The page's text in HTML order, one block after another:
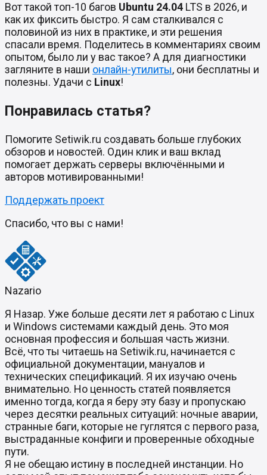
Вот такой топ-10 багов Ubuntu 24.04 LTS в 2026, и
как их фиксить быстро. Я сам сталкивался с
половиной из них в практике, и эти решения
спасали время. Поделитесь в комментариях своим
опытом, было ли у вас такое? А для диагностики
загляните в наши онлайн-утилиты, они бесплатны и
полезны. Удачи с Linux!
Понравилась статья?
Помогите Setiwik.ru создавать больше глубоких
обзоров и новостей. Один клик и ваш вклад
помогает держать серверы включёнными и
авторов мотивированными!
Поддержать проект
Спасибо, что вы с нами!
Nazario
Я Назар. Уже больше десяти лет я работаю с Linux
и Windows системами каждый день. Это моя
основная профессия и большая часть жизни.
Всё, что ты читаешь на Setiwik.ru, начинается с
официальной документации, мануалов и
технических спецификаций. Я их изучаю очень
внимательно. Но ценность статей появляется
именно тогда, когда я беру эту базу и пропускаю
через десятки реальных ситуаций: ночные аварии,
странные баги, которые не гуглятся с первого раза,
выстраданные конфиги и проверенные обходные
пути.
Я не обещаю истину в последней инстанции. Но